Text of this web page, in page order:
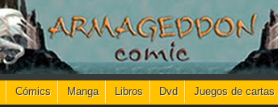
Cómics Manga Libros Dvd Juegos de cartas